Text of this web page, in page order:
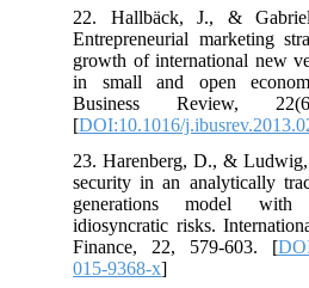
22. Hallbäck, J., &
Entrepreneurial marketing
growth of international new
in small and open
Business Review,
[DOI:10.1016/
23. Harenberg, D., &
security in an analytically
generations model
idiosyncratic risks.
Finance, 22, 579-603. [
015-9368-x